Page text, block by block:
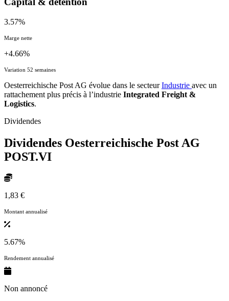
3.57%
Marge nette
+4.66%
Variation 52 semaines
Oesterreichische Post AG évolue dans le secteurIndustrie avec un
rattachement plus précis à l’industrie Integrated Freight &
Logistics.
Dividendes
Dividendes Oesterreichische Post AG
POST.VI
1,83 €
Montant annualisé
5.67%
Rendement annualisé
Non annoncé